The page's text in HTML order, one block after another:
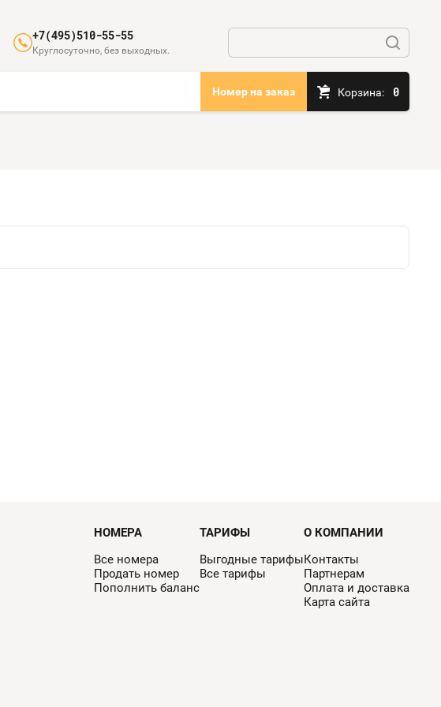
+7(495)510-55-55
Круглосуточно, без выходных.
Номер на заказ Корзина: 0
НОМЕРА
Все номера
Продать номер
Пополнить баланс
ТАРИФЫ
Выгодные тарифы
Все тарифы
О КОМПАНИИ
Контакты
Партнерам
Оплата и доставка
Карта сайта